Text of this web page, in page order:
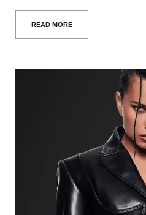
READ MORE